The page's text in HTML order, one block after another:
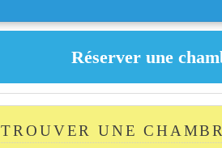
TROUVER UNE